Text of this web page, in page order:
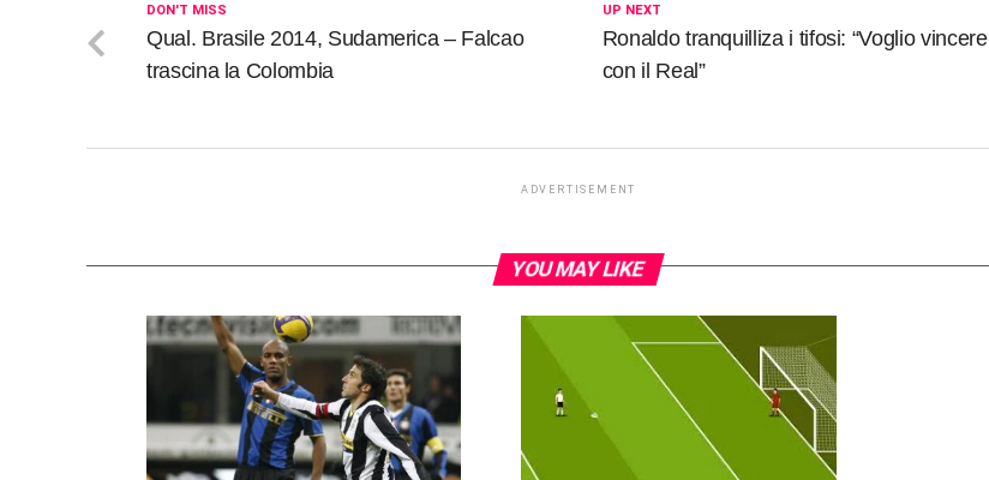
UP NEXT
Ronaldo tranquilliza i tifosi: “Voglio vincere
con il Real”
DON'T MISS
Qual. Brasile 2014, Sudamerica – Falcao
trascina la Colombia
ADVERTISEMENT
YOU MAY LIKE